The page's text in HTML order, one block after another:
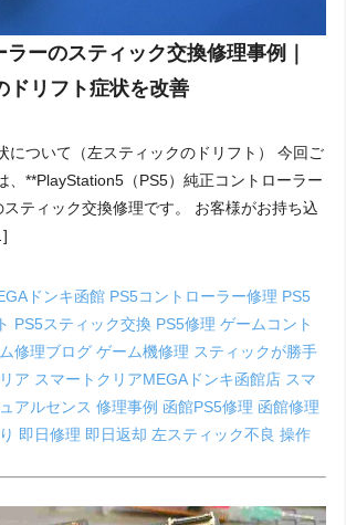
ーのスティック交換修理事例｜
ドリフト症状を改善
について（左スティックのドリフト） 今回ご
、**PlayStation5（PS5）純正コントローラー
スティック交換修理です。 お客様がお持ち込
ドンキ函館 PS5コントローラー修理 PS5
PS5スティック交換 PS5修理ゲームコント
修理ブログゲーム機修理 スティックが勝手
ア スマートクリアMEGAドンキ函館店 スマ
アルセンス修理事例 函館PS5修理 函館修理
即日修理 即日返却 左スティック不良操作